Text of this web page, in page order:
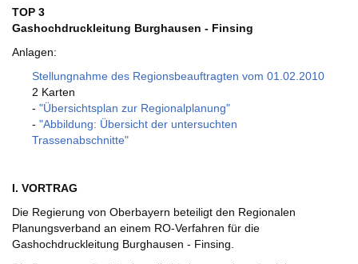
TOP 3
Gashochdruckleitung Burghausen - Finsing
Anlagen:
Stellungnahme des Regionsbeauftragten vom 01.02.2010
2 Karten
- "Übersichtsplan zur Regionalplanung"
- "Abbildung: Übersicht der untersuchten
Trassenabschnitte"
I. VORTRAG
Die Regierung von Oberbayern beteiligt den Regionalen
Planungsverband an einem RO-Verfahren für die
Gashochdruckleitung Burghausen - Finsing.